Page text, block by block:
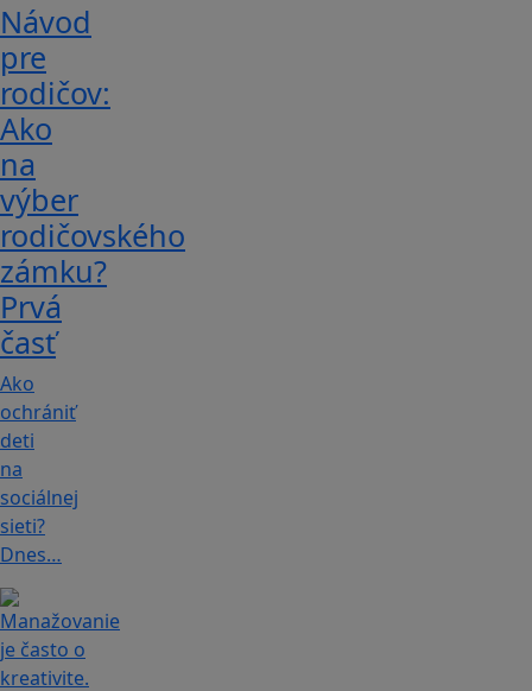
Návod
pre
rodičov:
Ako
na
výber
rodičovského
zámku?
Prvá
časť
Ako
ochrániť
deti
na
sociálnej
sieti?
Dnes…